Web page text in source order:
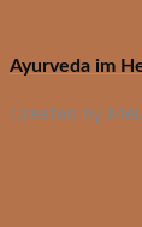
Ayurveda im
Created by